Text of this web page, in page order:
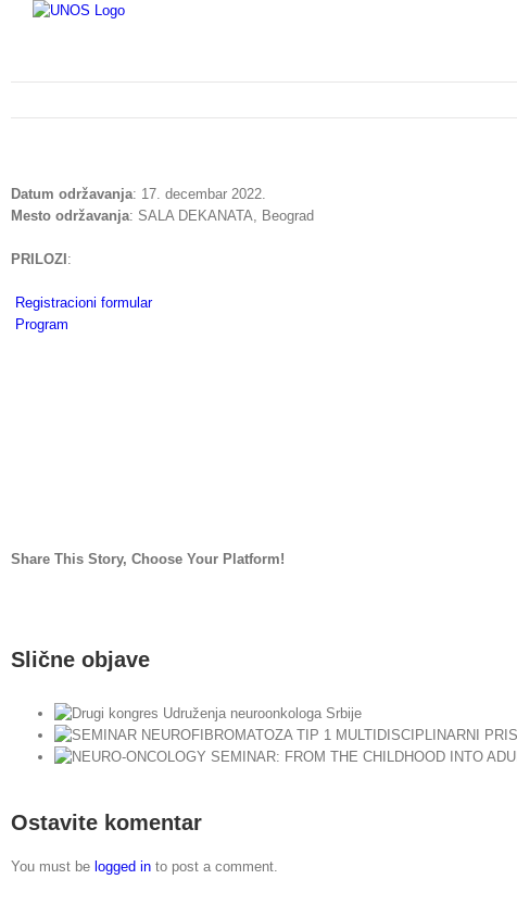
Datum održavanja: 17. decembar 2022.
Mesto održavanja: SALA DEKANATA, Beograd
PRILOZI :
Registracioni formular
Program
Share This Story, Choose Your Platform!
Slične objave
Ostavite komentar
You must be logged in to post a comment.